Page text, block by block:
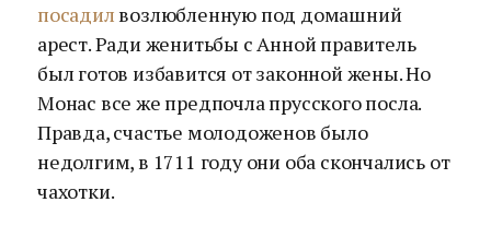
посадил возлюбленную под домашний
арест. Ради женитьбы с Анной правитель
был готов избавится от законной жены. Но
Монас все же предпочла прусского посла.
Правда, счастье молодоженов было
недолгим, в 1711 году они оба скончались от
чахотки.